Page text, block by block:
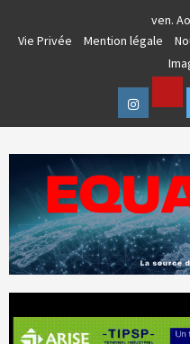
ven.
Vie Privée
Mention légale
Instagram